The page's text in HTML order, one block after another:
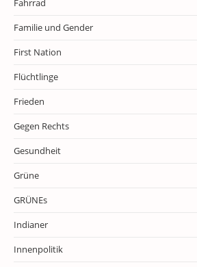
Fahrrad
Familie und Gender
First Nation
Flüchtlinge
Frieden
Gegen Rechts
Gesundheit
Grüne
GRÜNEs
Indianer
Innenpolitik